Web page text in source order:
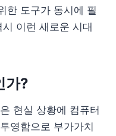
한 도구가 동시에 필
이런 새로운 시대
가?
현실 상황에 컴퓨터
영함으로 부가가치